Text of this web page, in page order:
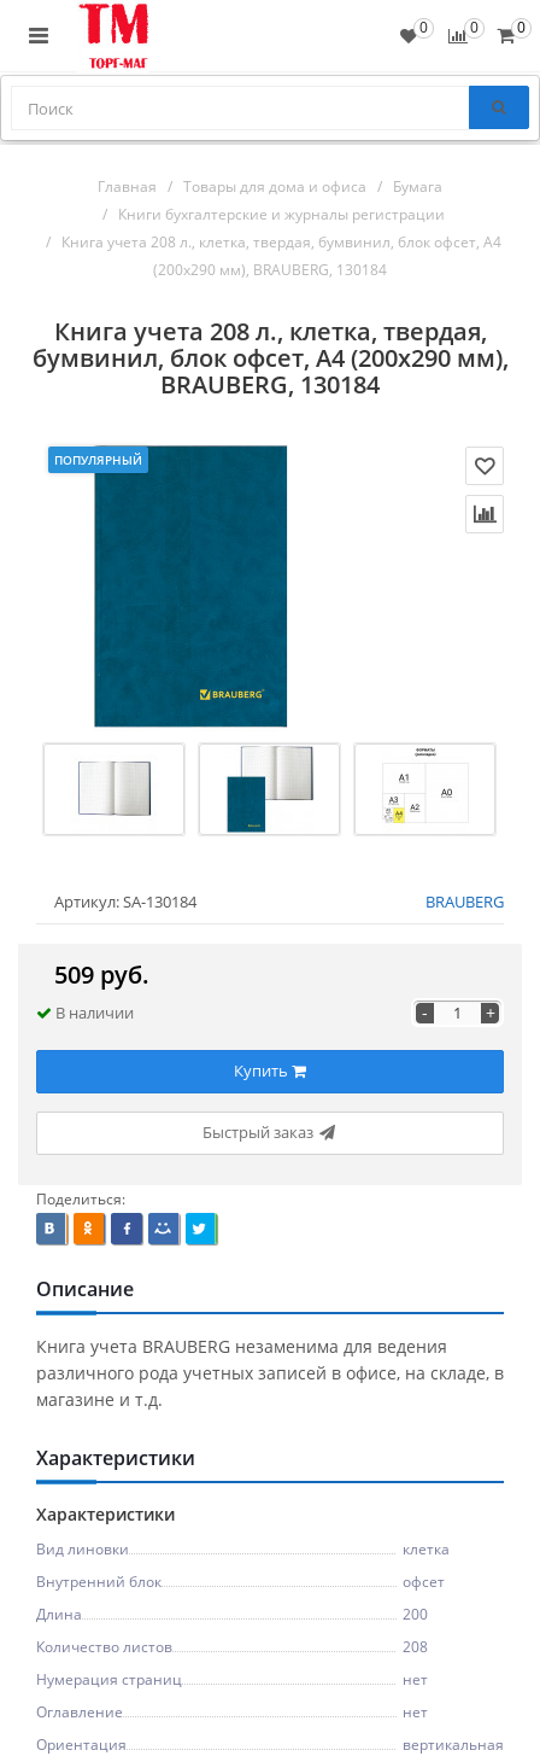
0
0
0
Главная Товары для дома и офиса
Бумага
Книги бухгалтерские и журналы регистрации
Книга учета 208 л., клетка, твердая, бумвинил, блок офсет, А4
(200х290 мм), BRAUBERG, 130184
Книга учета 208 л., клетка, твердая,
бумвинил, блок офсет, А4 (200х290 мм),
BRAUBERG, 130184
ПОПУЛЯРНЫЙ
Артикул: SA-130184 BRAUBERG
509 руб.
В наличии - +
Купить
Быстрый заказ
Поделиться:
Описание
Книга учета BRAUBERG незаменима для ведения
различного рода учетных записей в офисе, на складе, в
магазине и т.д.
Характеристики
Характеристики
Вид линовки
клетка
Внутренний блок
офсет
Длина
200
Количество листов
208
Нумерация страниц
нет
Оглавление
нет
Ориентация
вертикальная